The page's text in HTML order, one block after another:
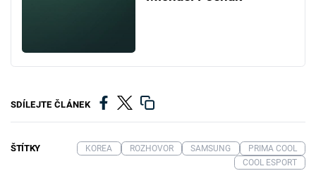
SDÍLEJTE ČLÁNEK
ŠTÍTKY KOREA ROZHOVOR SAMSUNG
PRIMA COOL
COOL ESPORT